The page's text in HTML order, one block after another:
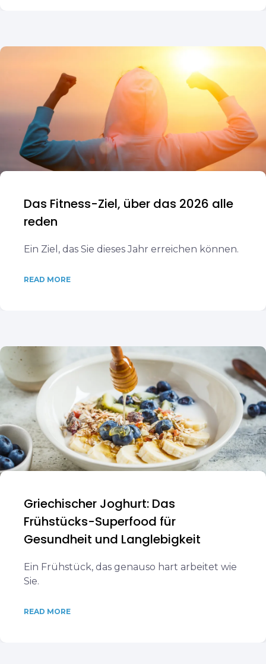
Das Fitness-Ziel, über das 2026 alle
reden
Ein Ziel, das Sie dieses Jahr erreichen können.
READ MORE
Griechischer Joghurt: Das
Frühstücks-Superfood für
Gesundheit und Langlebigkeit
Ein Frühstück, das genauso hart arbeitet wie
Sie.
READ MORE